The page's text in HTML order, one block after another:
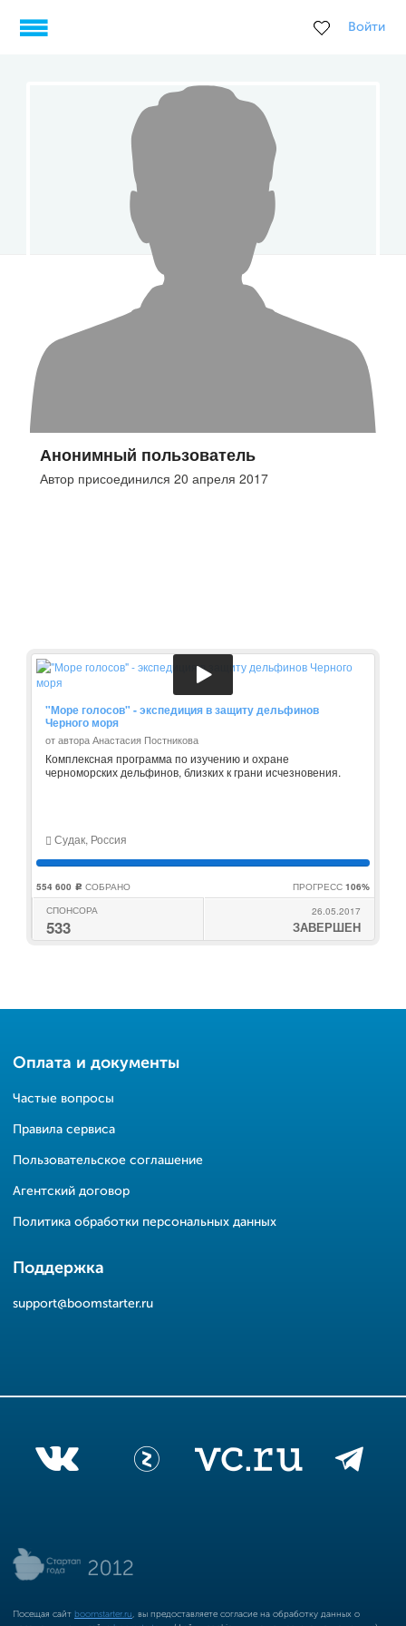
Войти
Анонимный пользователь
Автор присоединился 20 апреля 2017
"Море голосов" - экспедиция в защиту дельфинов
Черного моря
от автора Анастасия Постникова
Комплексная программа по изучению и охране
черноморских дельфинов, близких к грани исчезновения.
Судак, Россия
554 600 c СОБРАНО ПРОГРЕСС 106%
СПОНСОРА
533
26.05.2017
ЗАВЕРШЕН
Оплата и документы
Частые вопросы
Правила сервиса
Пользовательское соглашение
Агентский договор
Политика обработки персональных данных
Поддержка
support@boomstarter.ru
Посещая сайт boomstarter.ru , вы предоставляете согласие на обработку данных о